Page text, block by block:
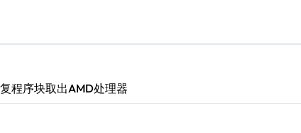
极致效能
创业实战指南
创业与运营实战
程序块取出AMD处理器